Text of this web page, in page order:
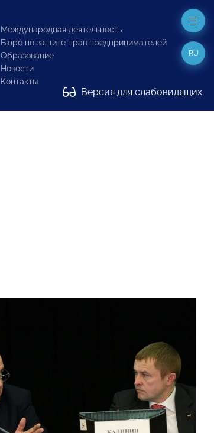
Международная деятельность
Бюро по защите прав предпринимателей
Образование
Новости
Контакты
Версия для слабовидящих
RU